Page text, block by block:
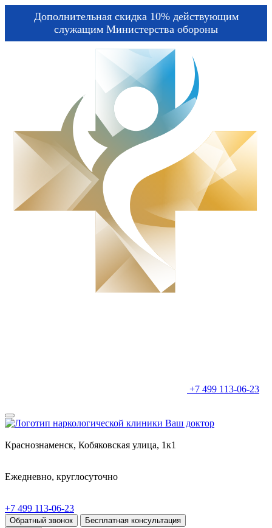
Дополнительная скидка 10% действующим
служащим Министерства обороны
+7 499 113-06-23
Краснознаменск, Кобяковская улица, 1к1
Ежедневно, круглосуточно
+7 499 113-06-23
Обратный звонок
Бесплатная консультация